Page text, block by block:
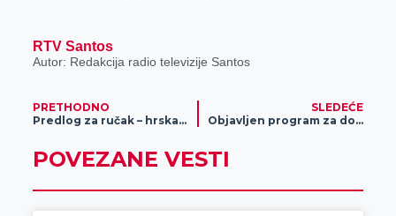
RTV Santos
Autor: Redakcija radio televizije Santos
PRETHODNO
Predlog za ručak – hrskava pileća krilca
SLEDEĆE
Objavljen program za doček Nove Godine na Trgu slobode
POVEZANE VESTI